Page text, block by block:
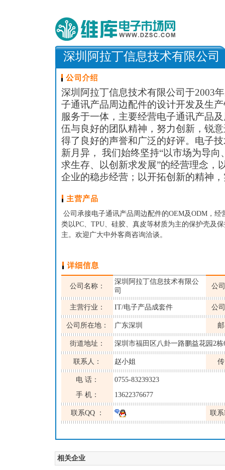
深圳阿拉丁信息技术有限公司
深圳阿拉丁信息技术有限公司于2003
子通讯产品周边配件的设计开发及生
服务于一体，主要经营电子通讯产品
伍与良好的团队精神，努力创新，锐
得了良好的声誉和广泛的好评。电子
新月异， 我们始终坚持“以市场为导
求生存、以创新求发展”的经营理念，
企业的稳步经营；以开拓创新的精神
公司承接电子通讯产品周边配件的OEM及ODM，
类以PC、TPU、硅胶、真皮等材质为主的保护壳及
主。欢迎广大中外客商咨询洽谈。
公司名称：
深圳阿拉丁信息技术有限公
司
公
主营行业： IT/电子产品成套件 公
公司所在地： 广东深圳
街道地址： 深圳市福田区八卦一路鹏益花园2栋
联系人： 赵小姐
电 话：
0755-83239323
手 机：
13622376677
联系QQ ： 联
相关企业